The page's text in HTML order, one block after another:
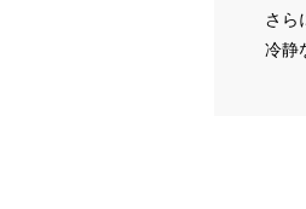
さら
冷静